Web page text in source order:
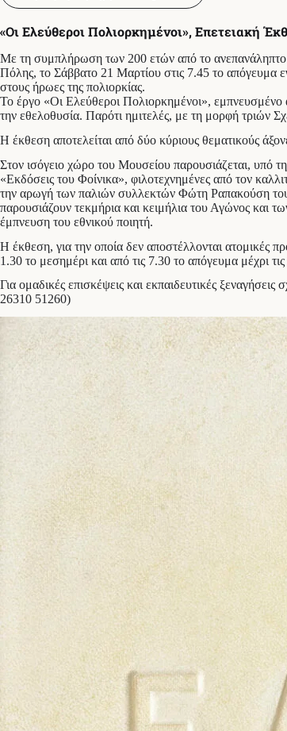
«Οι Ελεύθεροι Πολιορκημένοι», Επετειακή
Με τη συμπλήρωση των 200 ετών από το ανεπανάληπτο
Πόλης, το Σάββατο 21 Μαρτίου στις 7.45 το απόγευμα
στους ήρωες της πολιορκίας.
Το έργο «Οι Ελεύθεροι Πολιορκημένοι», εμπνευσμένο
την εθελοθυσία. Παρότι ημιτελές, με τη μορφή τριών
Η έκθεση αποτελείται από δύο κύριους θεματικούς
Στον ισόγειο χώρο του Μουσείου παρουσιάζεται, υπό
«Εκδόσεις του Φοίνικα», φιλοτεχνημένες από τον
την αρωγή των παλιών συλλεκτών Φώτη Ραπακούση
παρουσιάζουν τεκμήρια και κειμήλια του Αγώνος και
έμπνευση του εθνικού ποιητή.
Η έκθεση, για την οποία δεν αποστέλλονται ατομικές
1.30 το μεσημέρι και από τις 7.30 το απόγευμα μέχρι
Για ομαδικές επισκέψεις και εκπαιδευτικές
26310 51260)